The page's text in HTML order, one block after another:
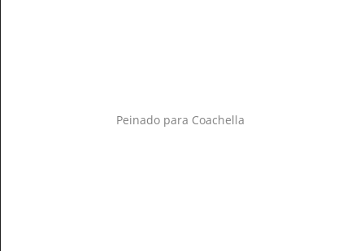
Peinado para Coachella